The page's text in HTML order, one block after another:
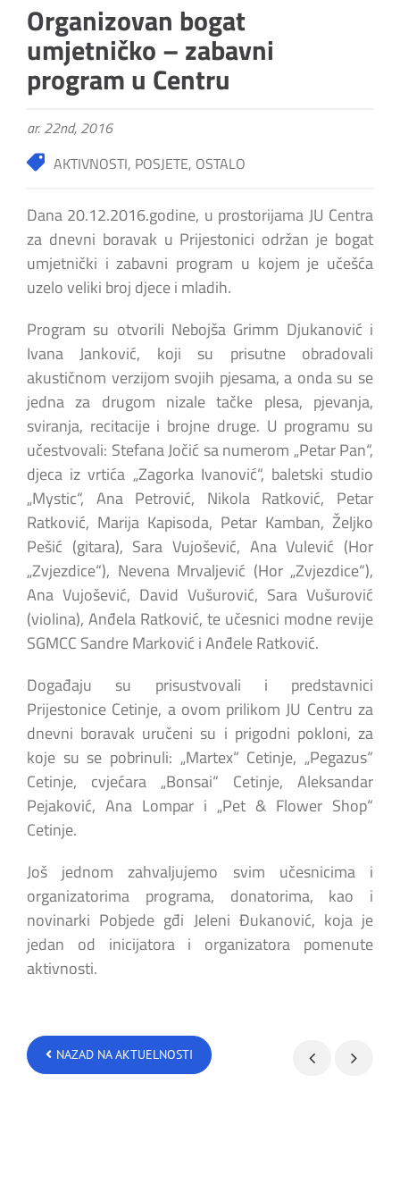
Organizovan bogat
umjetničko – zabavni
program u Centru
ar. 22nd, 2016
AKTIVNOSTI, POSJETE, OSTALO
Dana 20.12.2016.godine, u prostorijama JU Centra
za dnevni boravak u Prijestonici održan je bogat
umjetnički i zabavni program u kojem je učešća
uzelo veliki broj djece i mladih.
Program su otvorili Nebojša Grimm Djukanović i
Ivana Janković, koji su prisutne obradovali
akustičnom verzijom svojih pjesama, a onda su se
jedna za drugom nizale tačke plesa, pjevanja,
sviranja, recitacije i brojne druge. U programu su
učestvovali: Stefana Jočić sa numerom „Petar Pan“,
djeca iz vrtića „Zagorka Ivanović“, baletski studio
„Mystic“, Ana Petrović, Nikola Ratković, Petar
Ratković, Marija Kapisoda, Petar Kamban, Željko
Pešić (gitara), Sara Vujošević, Ana Vulević (Hor
„Zvjezdice“), Nevena Mrvaljević (Hor „Zvjezdice“),
Ana Vujošević, David Vušurović, Sara Vušurović
(violina), Anđela Ratković, te učesnici modne revije
SGMCC Sandre Marković i Anđele Ratković.
Događaju su prisustvovali i predstavnici
Prijestonice Cetinje, a ovom prilikom JU Centru za
dnevni boravak uručeni su i prigodni pokloni, za
koje su se pobrinuli: „Martex“ Cetinje, „Pegazus“
Cetinje, cvjećara „Bonsai“ Cetinje, Aleksandar
Pejaković, Ana Lompar i „Pet & Flower Shop“
Cetinje.
Još jednom zahvaljujemo svim učesnicima i
organizatorima programa, donatorima, kao i
novinarki Pobjede gđi Jeleni Đukanović, koja je
jedan od inicijatora i organizatora pomenute
aktivnosti.
NAZAD NA AKTUELNOSTI